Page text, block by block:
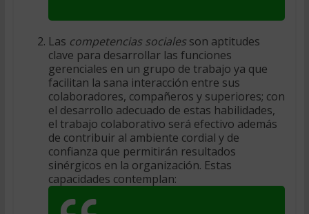
Las competencias socialesson aptitudes
clave para desarrollar las funciones
gerenciales en un grupo de trabajo ya que
facilitan la sana interacción entre sus
colaboradores, compañeros y superiores; con
el desarrollo adecuado de estas habilidades,
el trabajo colaborativo será efectivo además
de contribuir al ambiente cordial y de
confianza que permitirán resultados
sinérgicos en la organización. Estas
capacidades contemplan: